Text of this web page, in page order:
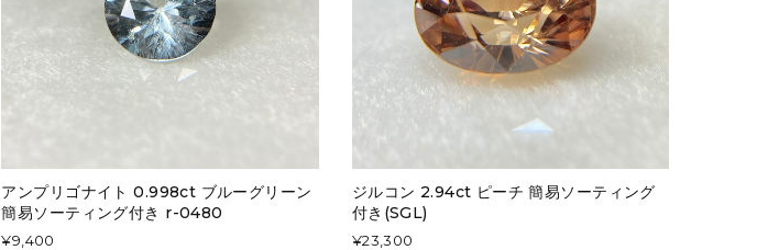
アンプリゴナイト 0.998ct ブルーグリーン
簡易ソーティング付き r-0480
¥9,400
ジルコン 2.94ct ピーチ 簡易ソーティング
付き(SGL)
¥23,300